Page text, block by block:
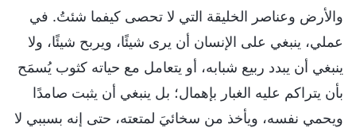
والأرض وعناصر الخليقة التي لا تحصى كيفما شئتُ. في
عملي، ينبغي على الإنسان أن يرى شيئًا، ويربح شيئًا، ولا
ينبغي أن يبدد ربيع شبابه، أو يتعامل مع حياته كثوب يُسمَح
بأن يتراكم عليه الغبار بإهمال؛ بل ينبغي أن يثبت صامدًا
ويحمي نفسه، ويأخذ من سخائيَ لمتعته، حتى إنه بسببي لا